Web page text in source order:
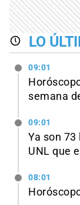
LO
09:01
semana
09:01
Ya son
UNL que
08:01